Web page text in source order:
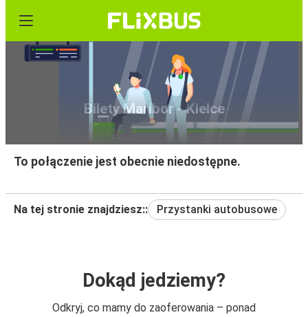
Bilety Maribor - Kielce
To połączenie jest obecnie niedostępne.
Na tej stronie znajdziesz:: Przystanki autobusowe
Dokąd jedziemy?
Odkryj, co mamy do zaoferowania – ponad